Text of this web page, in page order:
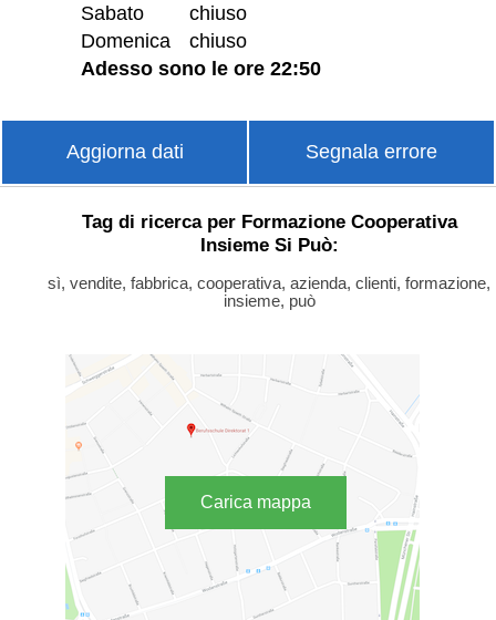
Sabato
chiuso
Domenica
chiuso
Adesso sono le ore 22:50
Aggiorna dati Segnala errore
Tag di ricerca per Formazione Cooperativa
Insieme Si Può:
sì, vendite, fabbrica, cooperativa, azienda, clienti, formazione,
insieme, può
Carica mappa